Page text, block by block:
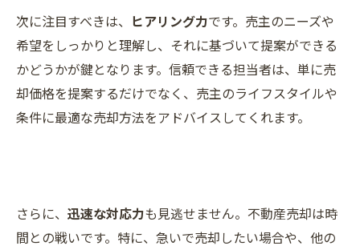
次に注目すべきは、 ヒアリング力です。売主のニーズや
希望をしっかりと理解し、それに基づいて提案ができる
かどうかが鍵となります。信頼できる担当者は、単に売
却価格を提案するだけでなく、売主のライフスタイルや
条件に最適な売却方法をアドバイスしてくれます。
さらに、 迅速な対応力も見逃せません。不動産売却は時
間との戦いです。特に、急いで売却したい場合や、他の